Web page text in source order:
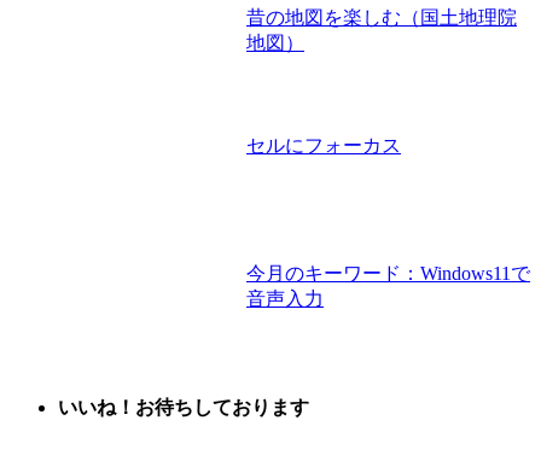
昔の地図を楽しむ（国土地理院
地図）
セルにフォーカス
今月のキーワード：Windows11で
音声入力
いいね！お待ちしております